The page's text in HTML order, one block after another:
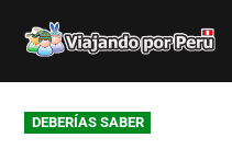
PUBLICADO
EN
DEBERÍAS SABER